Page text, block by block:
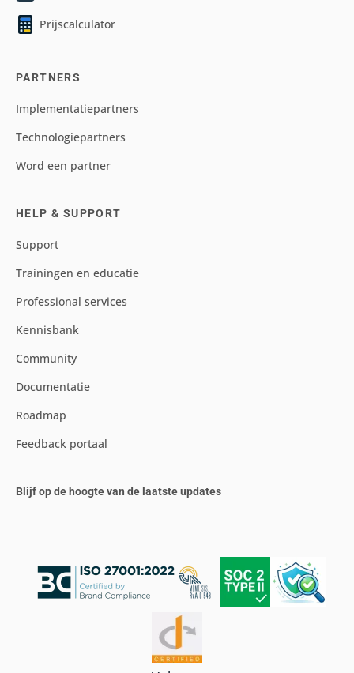
Prijscalculator
PARTNERS
Implementatiepartners
Technologiepartners
Word een partner
HELP & SUPPORT
Support
Trainingen en educatie
Professional services
Kennisbank
Community
Documentatie
Roadmap
Feedback portaal
Blijf op de hoogte van de laatste updates